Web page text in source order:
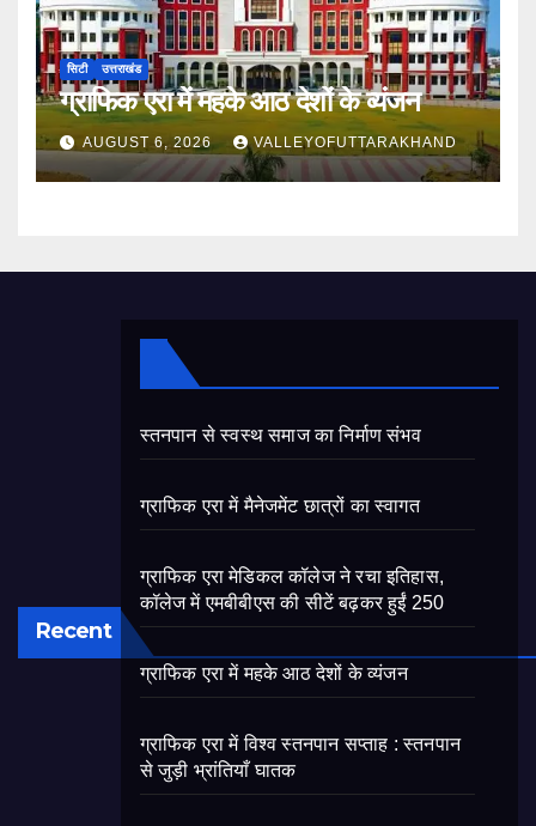
सिटी उत्तराखंड
ग्राफिक एरा में महके आठ देशों के व्यंजन
AUGUST 6, 2026 VALLEYOFUTTARAKHAND
Recent
स्तनपान से स्वस्थ समाज का निर्माण संभव
ग्राफिक एरा में मैनेजमेंट छात्रों का स्वागत
ग्राफिक एरा मेडिकल कॉलेज ने रचा इतिहास,
कॉलेज में एमबीबीएस की सीटें बढ़कर हुईं 250
ग्राफिक एरा में महके आठ देशों के व्यंजन
ग्राफिक एरा में विश्व स्तनपान सप्ताह : स्तनपान
से जुड़ी भ्रांतियाँ घातक